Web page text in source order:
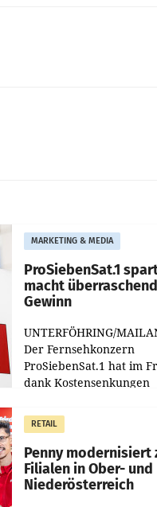
MARKETING & MEDIA
ProSiebenSat.1
macht
Gewinn
UNTERFÖHRING/
Der Fernsehkonzern
ProSiebenSat.1 hat im
dank Kostensenkungen
gemacht und die
Markterwartung deutlich
übertroffen.
RETAIL
Penny modernisiert
Filialen in Ober- und
Niederösterreich